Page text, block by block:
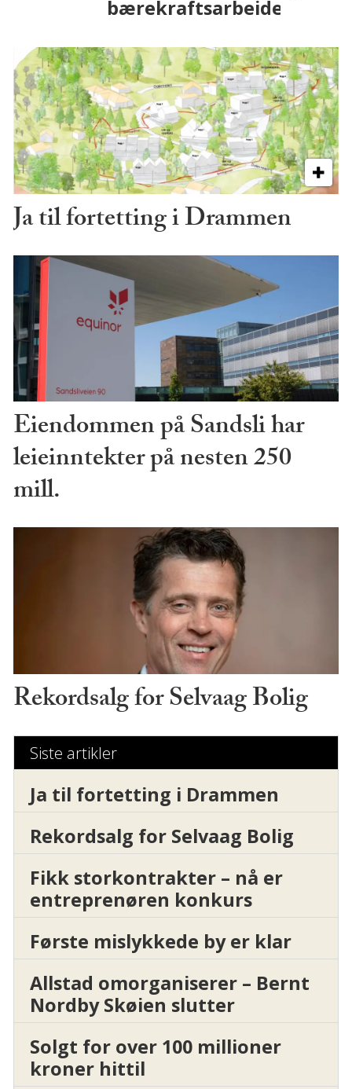
Ja til fortetting i Drammen
Eiendommen på Sandsli har
leieinntekter på nesten 250
mill.
Rekordsalg for Selvaag Bolig
Siste artikler
Ja til fortetting i Drammen
Rekordsalg for Selvaag Bolig
Fikk storkontrakter – nå er
entreprenøren konkurs
Første mislykkede by er klar
Allstad omorganiserer – Bernt
Nordby Skøien slutter
Solgt for over 100 millioner
kroner hittil